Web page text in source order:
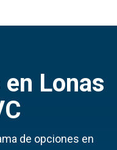
Lonas
de opciones en